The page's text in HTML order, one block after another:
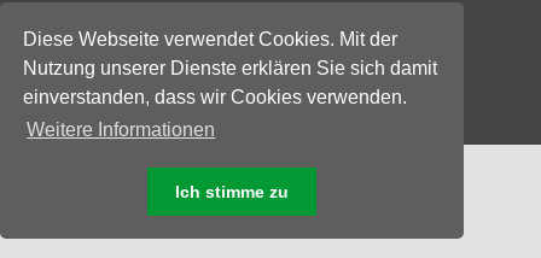
Diese Webseite verwendet Cookies. Mit der
Nutzung unserer Dienste erklären Sie sich damit
einverstanden, dass wir Cookies verwenden.
Weitere Informationen
Ich stimme zu
ARA: 8740
Allgemeine Geschäftsbedingungen